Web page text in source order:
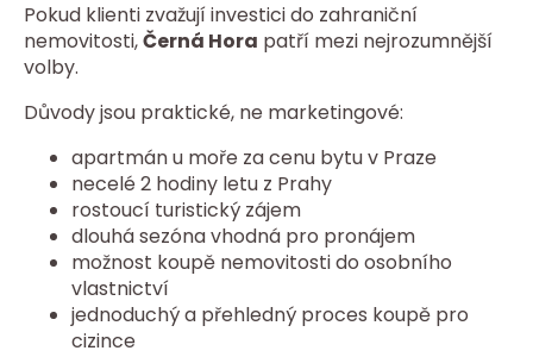
Pokud klienti zvažují investici do zahraniční
nemovitosti,Černá Hora patří mezi nejrozumnější
volby.
Důvody jsou praktické, ne marketingové:
apartmán u moře za cenu bytu v Praze
necelé 2 hodiny letu z Prahy
rostoucí turistický zájem
dlouhá sezóna vhodná pro pronájem
možnost koupě nemovitosti do osobního
vlastnictví
jednoduchý a přehledný proces koupě pro
cizince